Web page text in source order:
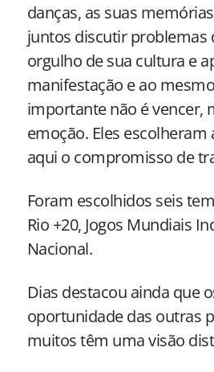
danças, as suas
juntos discutir problemas
orgulho de sua cultura e
manifestação e ao
importante não é vencer,
emoção. Eles
aqui o compromisso de
Foram escolhidos seis
Rio +20, Jogos Mundiais
Nacional.
Dias destacou ainda que
oportunidade das outras
muitos têm uma visão